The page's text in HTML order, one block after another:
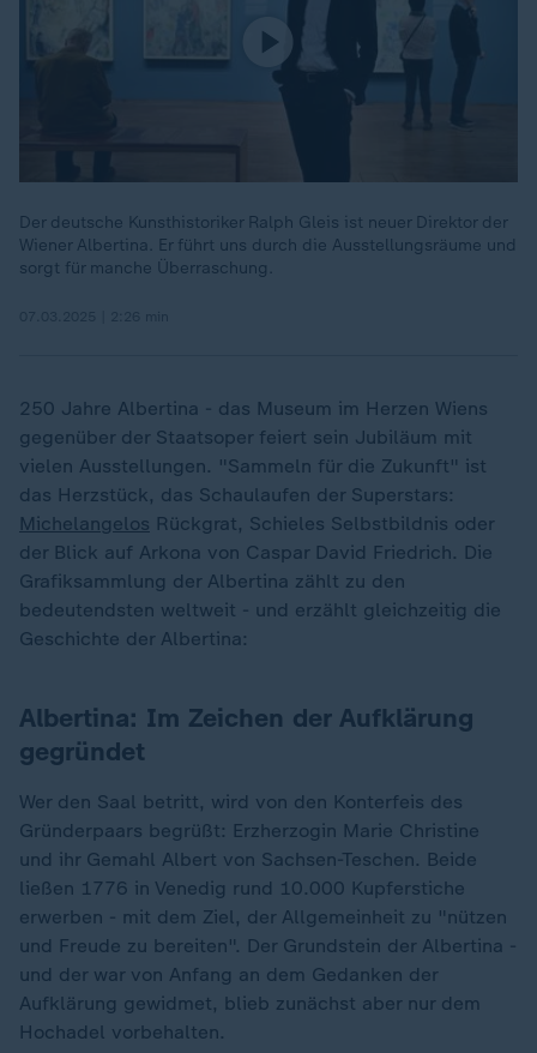
Der deutsche Kunsthistoriker Ralph Gleis ist neuer Direktor der
Wiener Albertina. Er führt uns durch die Ausstellungsräume und
sorgt für manche Überraschung.
250 Jahre Albertina - das Museum im Herzen Wiens
gegenüber der Staatsoper feiert sein Jubiläum mit
vielen Ausstellungen. "Sammeln für die Zukunft" ist
das Herzstück, das Schaulaufen der Superstars:
Michelangelos Rückgrat, Schieles Selbstbildnis oder
der Blick auf Arkona von Caspar David Friedrich. Die
Grafiksammlung der Albertina zählt zu den
bedeutendsten weltweit - und erzählt gleichzeitig die
Geschichte der Albertina:
Albertina: Im Zeichen der Aufklärung
gegründet
Wer den Saal betritt, wird von den Konterfeis des
Gründerpaars begrüßt: Erzherzogin Marie Christine
und ihr Gemahl Albert von Sachsen-Teschen. Beide
ließen 1776 in Venedig rund 10.000 Kupferstiche
erwerben - mit dem Ziel, der Allgemeinheit zu "nützen
und Freude zu bereiten". Der Grundstein der Albertina -
und der war von Anfang an dem Gedanken der
Aufklärung gewidmet, blieb zunächst aber nur dem
Hochadel vorbehalten.